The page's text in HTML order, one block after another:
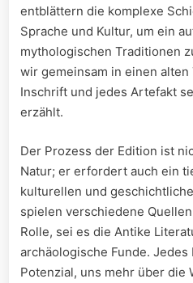
entblättern die komplexe‍
Sprache ⁢und‍ Kultur, um ein
mythologischen Traditionen
wir ⁤gemeinsam in einen
Inschrift und jedes Artefakt⁤
erzählt.
Der Prozess der Edition ist
Natur; ‍er erfordert auch ein
kulturellen und
⁤spielen verschiedene
Rolle, sei es die⁣ Antike
archäologische Funde. Jedes​
Potenzial, uns mehr über die⁣